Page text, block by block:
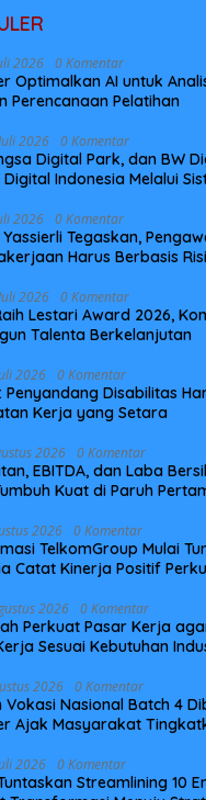
2026 0 Komentar
Optimalkan AI untuk
Perencanaan Pelatihan
2026 0 Komentar
Digital Park, dan BW
Indonesia Melalui
2026 0 Komentar
Tegaskan,
Harus Berbasis
2026 0 Komentar
Lestari Award 2026,
Talenta Berkelanjutan
2026 0 Komentar
Penyandang Disabilitas
Kerja yang Setara
2026 0 Komentar
EBITDA, dan Laba
Kuat di Paruh
2026 0 Komentar
TelkomGroup Mulai
Catat Kinerja Positif
2026 0 Komentar
Perkuat Pasar Kerja
Sesuai Kebutuhan
2026 0 Komentar
Vokasi Nasional Batch 4
Ajak Masyarakat
2026 0 Komentar
Streamlining 10